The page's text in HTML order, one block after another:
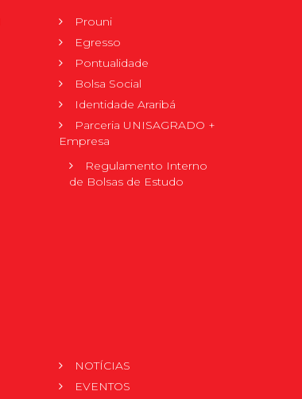
Prouni
Egresso
Pontualidade
Bolsa Social
Identidade Araribá
Parceria UNISAGRADO +
Empresa
Regulamento Interno
de Bolsas de Estudo
NOTÍCIAS
EVENTOS